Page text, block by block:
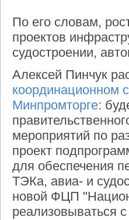
По его словам,
проектов
судостроении,
Алексей Пинчук
координационном
Минпромторге:
мероприятий по
проект
для обеспечения
ТЭКа, авиа- и
новой ФЦП
реализовываться с